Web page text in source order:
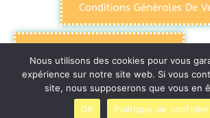
Conditions Générales De
Mentions Légales
Nous utilisons des cookies pour vous
expérience sur notre site web. Si vous
site, nous supposerons que vous en
OK
Politique de